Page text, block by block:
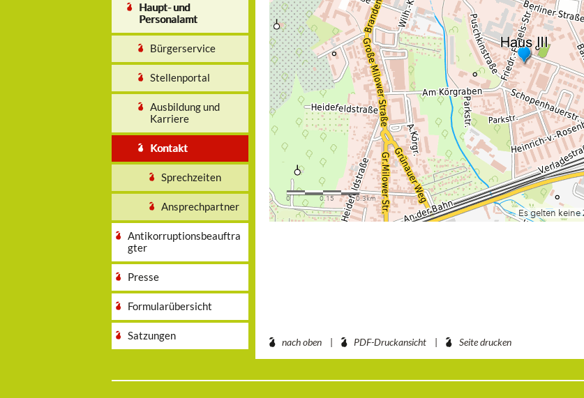
Haupt- und
Personalamt
Bürgerservice
Stellenportal
Ausbildung und
Karriere
Kontakt
Sprechzeiten
Ansprechpartner
Antikorruptionsbeauftra
gter
Presse
Formularübersicht
Satzungen
nach oben PDF-Druckansicht Seite drucken